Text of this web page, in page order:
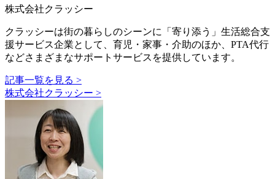
株式会社クラッシー
クラッシーは街の暮らしのシーンに「寄り添う」生活総合支
援サービス企業として、育児・家事・介助のほか、PTA代行
などさまざまなサポートサービスを提供しています。
記事一覧を見る >
株式会社クラッシー >